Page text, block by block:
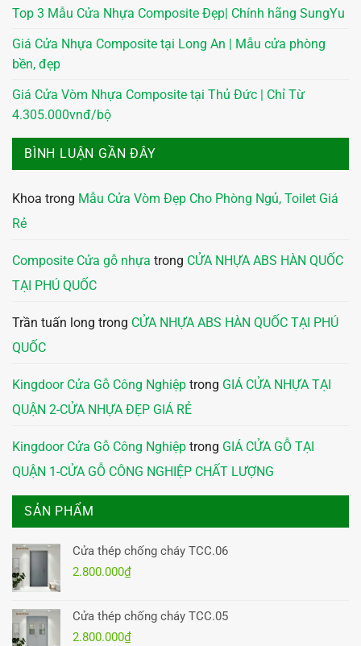
Top 3 Mẫu Cửa Nhựa Composite Đẹp| Chính hãng SungYu
Giá Cửa Nhựa Composite tại Long An | Mẫu cửa phòng
bền, đẹp
Giá Cửa Vòm Nhựa Composite tại Thủ Đức | Chỉ Từ
4.305.000vnđ/bộ
BÌNH LUẬN GẦN ĐÂY
Khoa trong Mẫu Cửa Vòm Đẹp Cho Phòng Ngủ, Toilet Giá
Rẻ
Composite Cửa gỗ nhựa trong CỬA NHỰA ABS HÀN QUỐC
TẠI PHÚ QUỐC
Trần tuấn long trong CỬA NHỰA ABS HÀN QUỐC TẠI PHÚ
QUỐC
Kingdoor Cửa Gỗ Công Nghiệp trong GIÁ CỬA NHỰA TẠI
QUẬN 2-CỬA NHỰA ĐẸP GIÁ RẺ
Kingdoor Cửa Gỗ Công Nghiệp trong GIÁ CỬA GỖ TẠI
QUẬN 1-CỬA GỖ CÔNG NGHIỆP CHẤT LƯỢNG
SẢN PHẨM
Cửa thép chống cháy TCC.06
2.800.000₫
Cửa thép chống cháy TCC.05
2.800.000₫